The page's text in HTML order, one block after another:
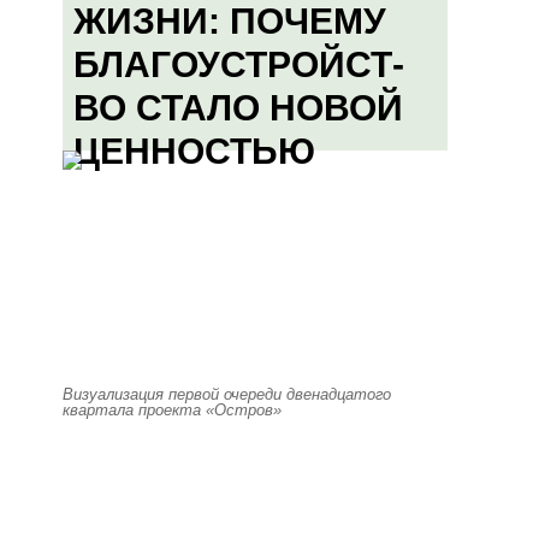
ЖИЗНИ: ПОЧЕМУ
БЛАГОУСТРОЙСТ-
ВО СТАЛО НОВОЙ
ЦЕННОСТЬЮ
Визуализация первой очереди двенадцатого
квартала проекта «Остров»